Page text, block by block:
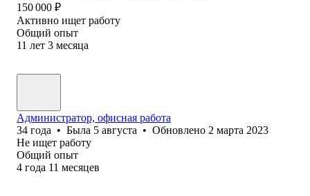
150 000 ₽
Активно ищет работу
Общий опыт
11 лет 3 месяца
Администратор, офисная работа
34 года • Была 5 августа • Обновлено 2 марта 2023
Не ищет работу
Общий опыт
4 года 11 месяцев